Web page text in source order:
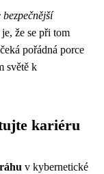
že se při tom
pořádná porce
světě k
kariéru
v kybernetické